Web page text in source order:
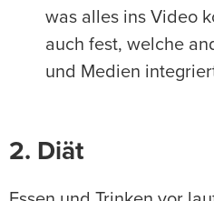
was alles ins Video
auch fest, welche
und Medien
2. Diät